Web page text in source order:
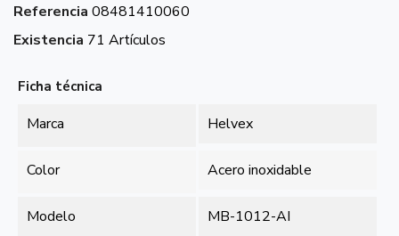
Referencia 08481410060
Existencia 71 Artículos
Ficha técnica
Marca Helvex
Color Acero inoxidable
Modelo MB-1012-AI